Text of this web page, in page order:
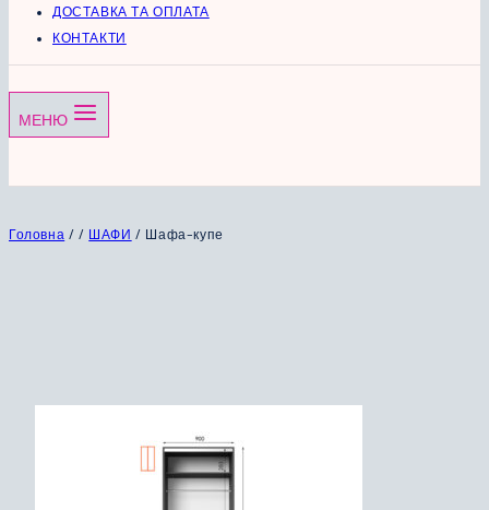
ДОСТАВКА ТА ОПЛАТА
КОНТАКТИ
МЕНЮ
Головна / / ШАФИ / Шафа-купе